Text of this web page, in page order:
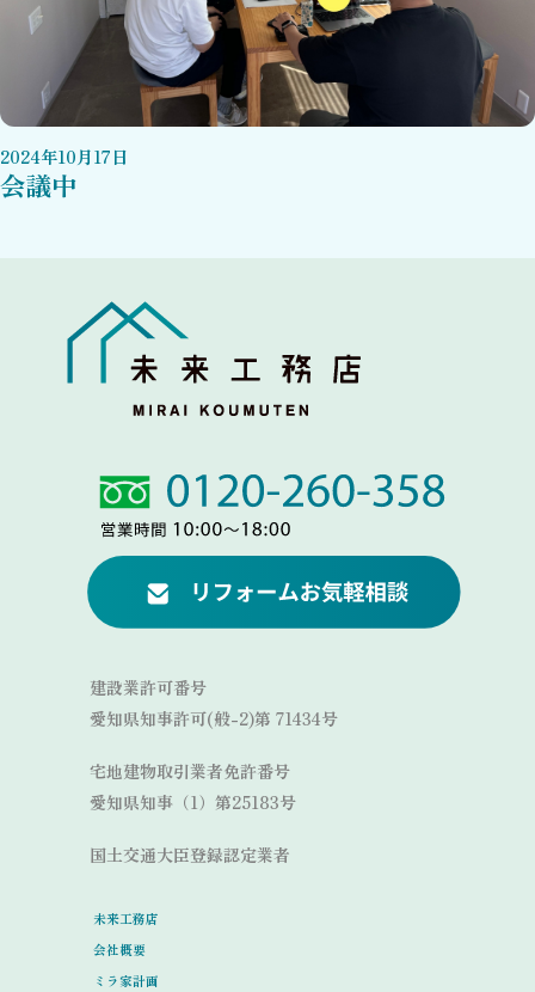
2024年10月17日
会議中
Link
Link
建設業許可番号
愛知県知事許可(般-2)第 71434号
宅地建物取引業者免許番号
愛知県知事（1）第25183号
国土交通大臣登録認定業者
未来工務店
会社概要
ミラ家計画